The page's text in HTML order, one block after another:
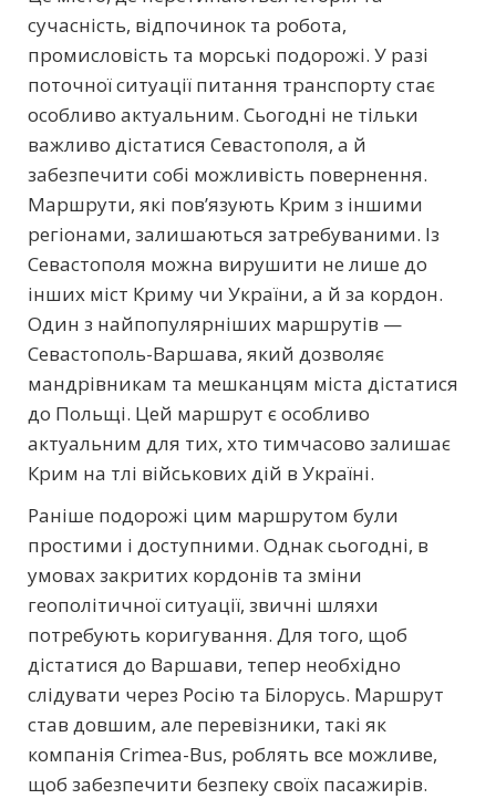
сучасність, відпочинок та робота,
промисловість та морські подорожі. У разі
поточної ситуації питання транспорту стає
особливо актуальним. Сьогодні не тільки
важливо дістатися Севастополя, а й
забезпечити собі можливість повернення.
Маршрути, які пов’язують Крим з іншими
регіонами, залишаються затребуваними. Із
Севастополя можна вирушити не лише до
інших міст Криму чи України, а й за кордон.
Один з найпопулярніших маршрутів —
Севастополь-Варшава, який дозволяє
мандрівникам та мешканцям міста дістатися
до Польщі. Цей маршрут є особливо
актуальним для тих, хто тимчасово залишає
Крим на тлі військових дій в Україні.
Раніше подорожі цим маршрутом були
простими і доступними. Однак сьогодні, в
умовах закритих кордонів та зміни
геополітичної ситуації, звичні шляхи
потребують коригування. Для того, щоб
дістатися до Варшави, тепер необхідно
слідувати через Росію та Білорусь. Маршрут
став довшим, але перевізники, такі як
компанія Crimea-Bus, роблять все можливе,
щоб забезпечити безпеку своїх пасажирів.